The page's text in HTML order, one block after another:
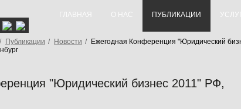
ГЛАВНАЯ О НАС ПУБЛИКАЦИИ
/ Публикации / Новости /
Ежегодная Конференция "Юридический
"Юридический бизнес 2011" РФ,